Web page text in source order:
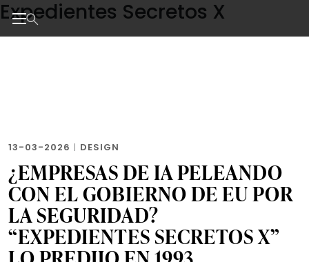
Skip
to
the
Expedientes Secretos X
13-03-2026 | DESIGN
¿EMPRESAS DE IA PELEANDO
CON EL GOBIERNO DE EU POR
LA SEGURIDAD?
“EXPEDIENTES SECRETOS X”